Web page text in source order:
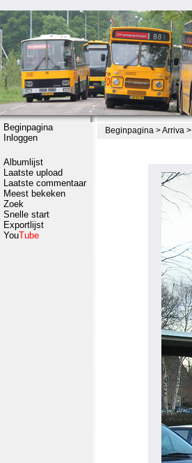
Beginpagina
Inloggen
Albumlijst
Laatste upload
Laatste commentaar
Meest bekeken
Zoek
Snelle start
Exportlijst
YouTube
Beginpagina >Arriva >